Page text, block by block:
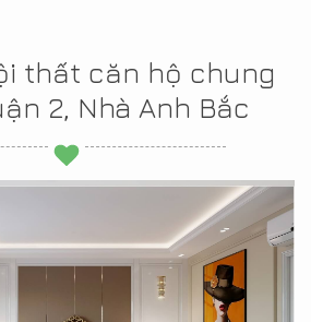
thất căn hộ chung
2, Nhà Anh Bắc